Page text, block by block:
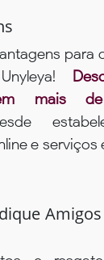
para
mais
e serviços